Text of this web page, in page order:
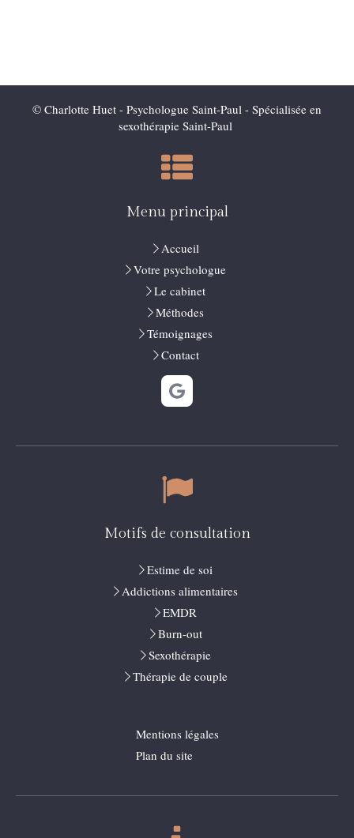
© Charlotte Huet - Psychologue Saint-Paul - Spécialisée en
sexothérapie Saint-Paul
Menu principal
Accueil
Votre psychologue
Le cabinet
Méthodes
Témoignages
Contact
Motifs de consultation
Estime de soi
Addictions alimentaires
EMDR
Burn-out
Sexothérapie
Thérapie de couple
Mentions légales
Plan du site